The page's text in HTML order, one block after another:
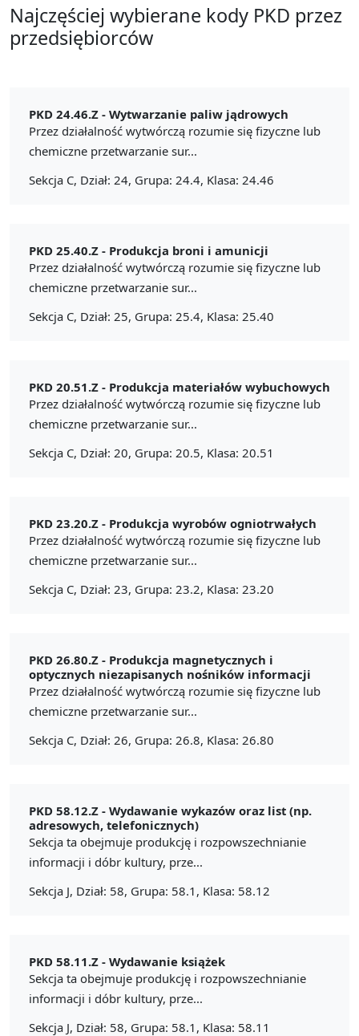
Najczęściej wybierane kody PKD przez
przedsiębiorców
PKD 24.46.Z - Wytwarzanie paliw jądrowych
Przez działalność wytwórczą rozumie się fizyczne lub
chemiczne przetwarzanie sur...
Sekcja C, Dział: 24, Grupa: 24.4, Klasa: 24.46
PKD 25.40.Z - Produkcja broni i amunicji
Przez działalność wytwórczą rozumie się fizyczne lub
chemiczne przetwarzanie sur...
Sekcja C, Dział: 25, Grupa: 25.4, Klasa: 25.40
PKD 20.51.Z - Produkcja materiałów wybuchowych
Przez działalność wytwórczą rozumie się fizyczne lub
chemiczne przetwarzanie sur...
Sekcja C, Dział: 20, Grupa: 20.5, Klasa: 20.51
PKD 23.20.Z - Produkcja wyrobów ogniotrwałych
Przez działalność wytwórczą rozumie się fizyczne lub
chemiczne przetwarzanie sur...
Sekcja C, Dział: 23, Grupa: 23.2, Klasa: 23.20
PKD 26.80.Z - Produkcja magnetycznych i
optycznych niezapisanych nośników informacji
Przez działalność wytwórczą rozumie się fizyczne lub
chemiczne przetwarzanie sur...
Sekcja C, Dział: 26, Grupa: 26.8, Klasa: 26.80
PKD 58.12.Z - Wydawanie wykazów oraz list (np.
adresowych, telefonicznych)
Sekcja ta obejmuje produkcję i rozpowszechnianie
informacji i dóbr kultury, prze...
Sekcja J, Dział: 58, Grupa: 58.1, Klasa: 58.12
PKD 58.11.Z - Wydawanie książek
Sekcja ta obejmuje produkcję i rozpowszechnianie
informacji i dóbr kultury, prze...
Sekcja J, Dział: 58, Grupa: 58.1, Klasa: 58.11